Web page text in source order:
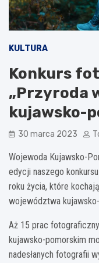
KULTURA
Konkurs
„Przyroda
kujawsko-
30 marca 2023
Wojewoda Kujawsko-
edycji naszego
roku życia, które
województwa
Aż 15 prac
kujawsko-pomorskim
nadesłanych fotografii